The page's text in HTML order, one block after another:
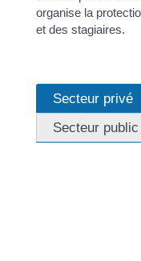
organise la
et des stagiaires.
Secteur privé
Secteur public